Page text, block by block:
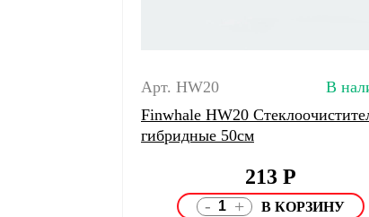
Арт. HW20
В
Finwhale HW20
гибридные 50см
213 Р
- +